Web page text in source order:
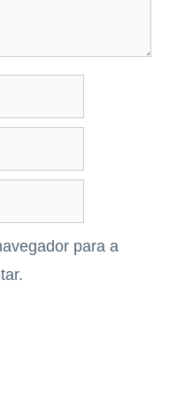
para a